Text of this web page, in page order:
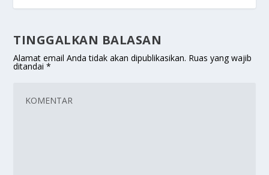
TINGGALKAN BALASAN
Alamat email Anda tidak akan dipublikasikan. Ruas yang wajib
ditandai*